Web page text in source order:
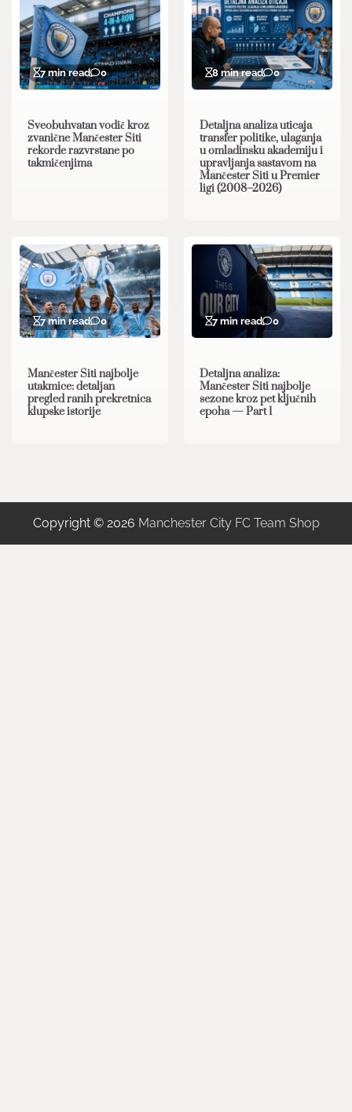
7 min read 0
Sveobuhvatan vodič kroz
zvanične Mančester Siti
rekorde razvrstane po
takmičenjima
8 min read 0
Detaljna analiza uticaja
transfer politike, ulaganja
u omladinsku akademiju i
upravljanja sastavom na
Mančester Siti u Premier
ligi (2008–2026)
7 min read 0
Mančester Siti najbolje
utakmice: detaljan
pregled ranih prekretnica
klupske istorije
7 min read 0
Detaljna analiza:
Mančester Siti najbolje
sezone kroz pet ključnih
epoha — Part 1
Copyright © 2026 Manchester City FC Team Shop